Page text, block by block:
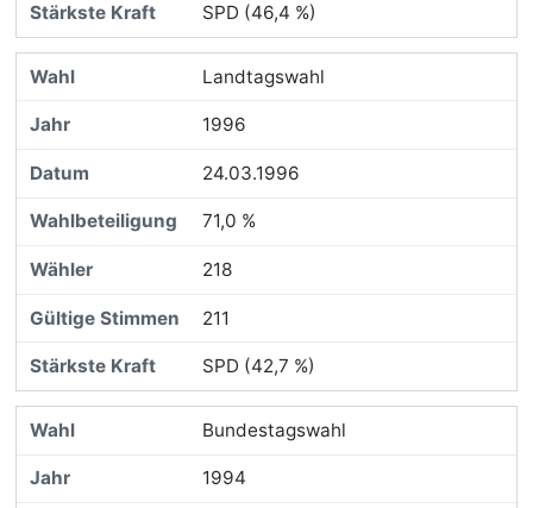
SPD (46,4 %)
Landtagswahl
1996
24.03.1996
71,0 %
218
211
SPD (42,7 %)
Bundestagswahl
1994